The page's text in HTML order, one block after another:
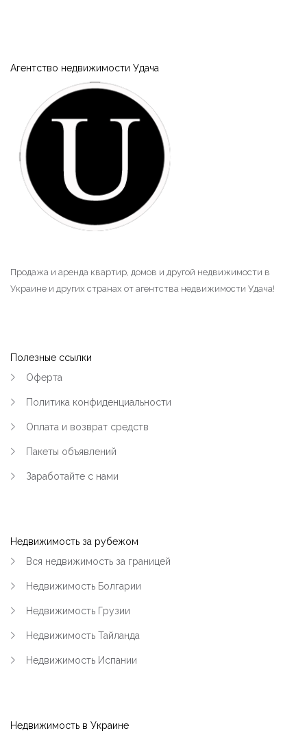
Агентство недвижимости Удача
Продажа и аренда квартир, домов и другой недвижимости в
Украине и других странах от агентства недвижимости Удача!
Полезные ссылки
Оферта
Политика конфиденциальности
Оплата и возврат средств
Пакеты объявлений
Заработайте с нами
Недвижимость за рубежом
Вся недвижимость за границей
Недвижимость Болгарии
Недвижимость Грузии
Недвижимость Тайланда
Недвижимость Испании
Недвижимость в Украине